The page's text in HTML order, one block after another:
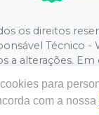
os direitos
Técnico
a alterações.
para
com a nossa